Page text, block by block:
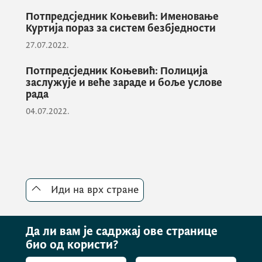
Потпредсједник Коњевић: Именовање
Куртија пораз за систем безбједности
27.07.2022.
Потпредсједник Коњевић: Полиција
заслужује и веће зараде и боље услове
рада
04.07.2022.
Иди на врх стране
Да ли вам је садржај ове странице
био од користи?